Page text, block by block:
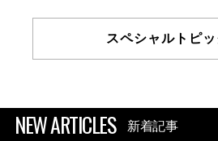
スペシャルトピ
NEW ARTICLES 新着記事